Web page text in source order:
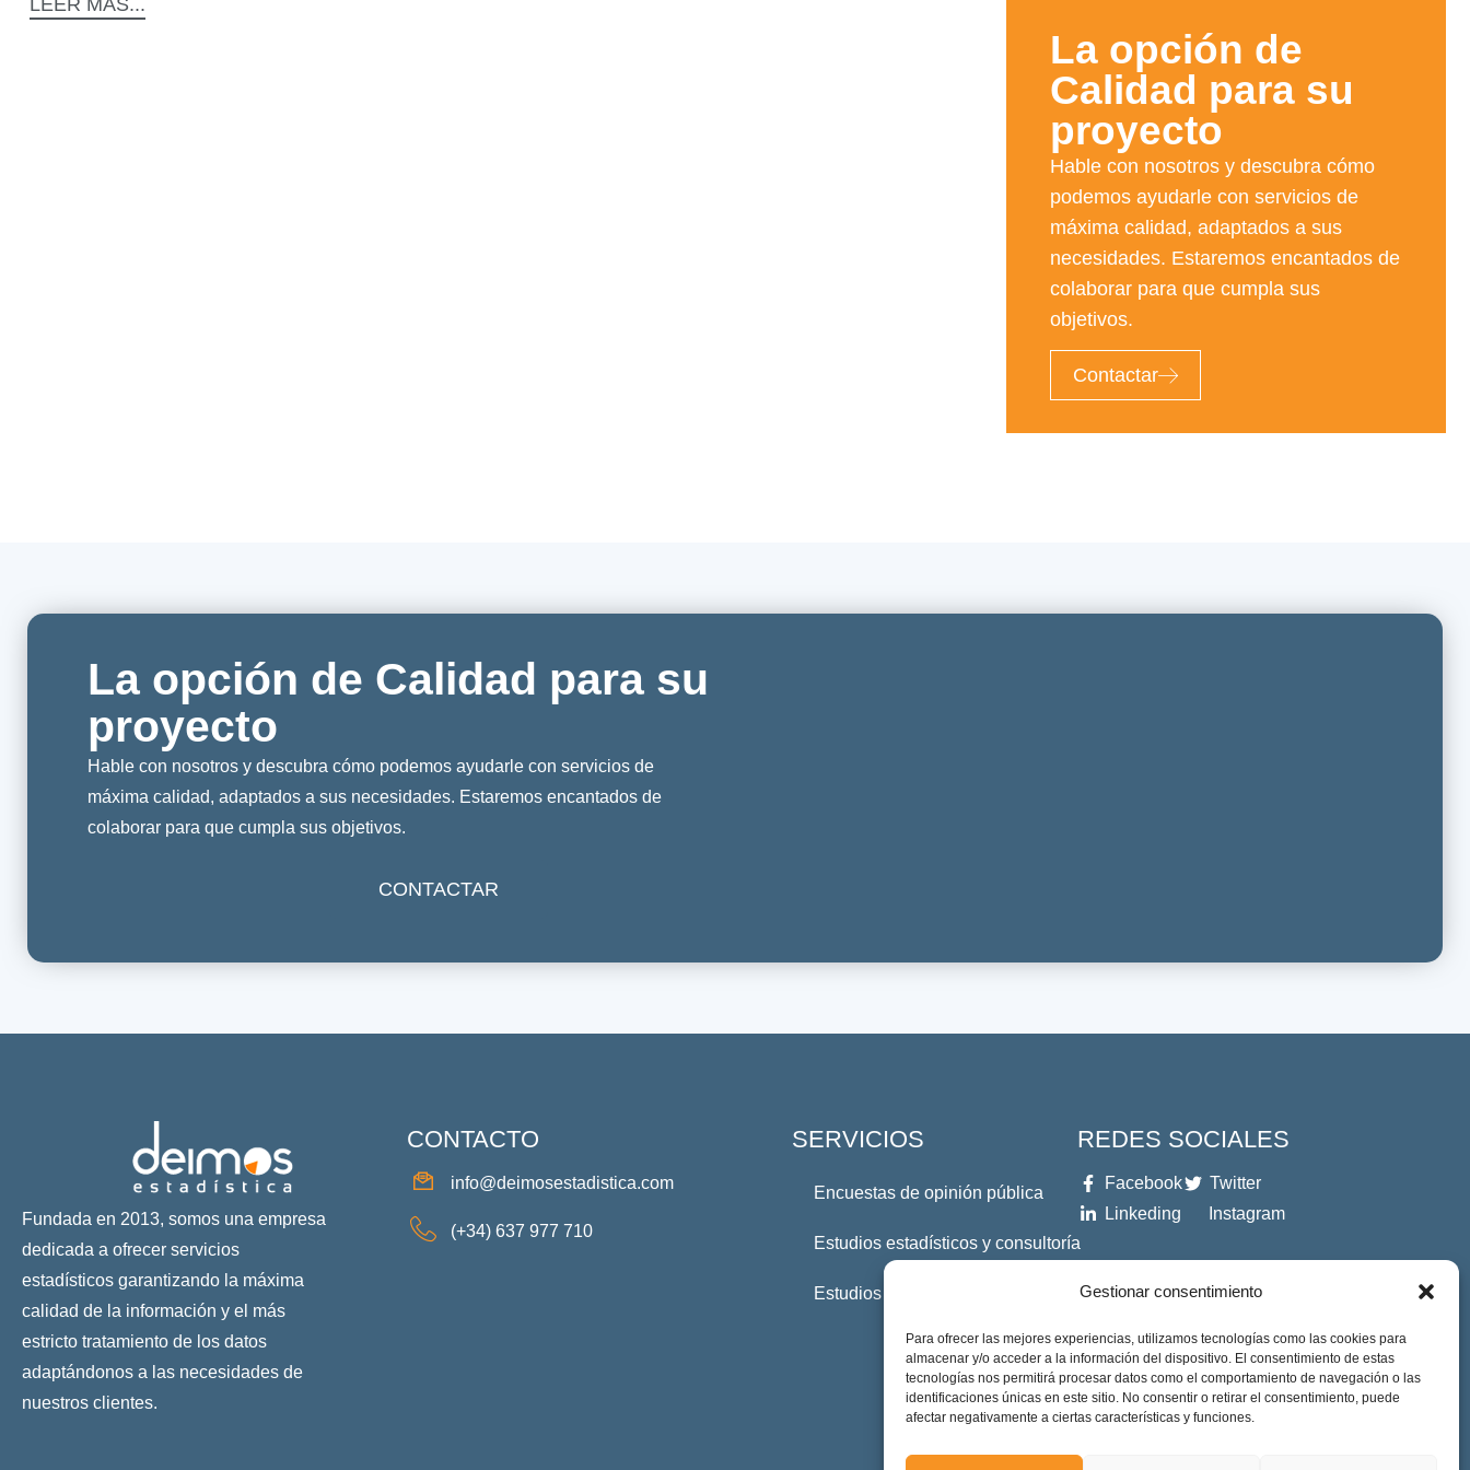
Gestionar consentimiento
Para ofrecer las mejores experiencias, utilizamos tecnologías como las cookies para
almacenar y/o acceder a la información del dispositivo. El consentimiento de estas
tecnologías nos permitirá procesar datos como el comportamiento de navegación o las
identificaciones únicas en este sitio. No consentir o retirar el consentimiento, puede
afectar negativamente a ciertas características y funciones.
La opción de
Calidad para su
proyecto​
Hable con nosotros y descubra cómo
podemos ayudarle con servicios de
máxima calidad, adaptados a sus
necesidades. Estaremos encantados de
colaborar para que cumpla sus
objetivos.
Contactar
La opción de Calidad para su
proyecto
Hable con nosotros y descubra cómo podemos ayudarle con servicios de
máxima calidad, adaptados a sus necesidades. Estaremos encantados de
colaborar para que cumpla sus objetivos.
CONTACTAR
Fundada en 2013, somos una empresa
dedicada a ofrecer servicios
estadísticos garantizando la máxima
calidad de la información y el más
estricto tratamiento de los datos
adaptándonos a las necesidades de
nuestros clientes.
CONTACTO
info@deimosestadistica.com
(+34) 637 977 710
SERVICIOS
Encuestas de opinión pública
Estudios estadísticos y consultoría
Estudios Profesionales
REDES SOCIALES
Facebook
Twitter
Linkeding
Instagram